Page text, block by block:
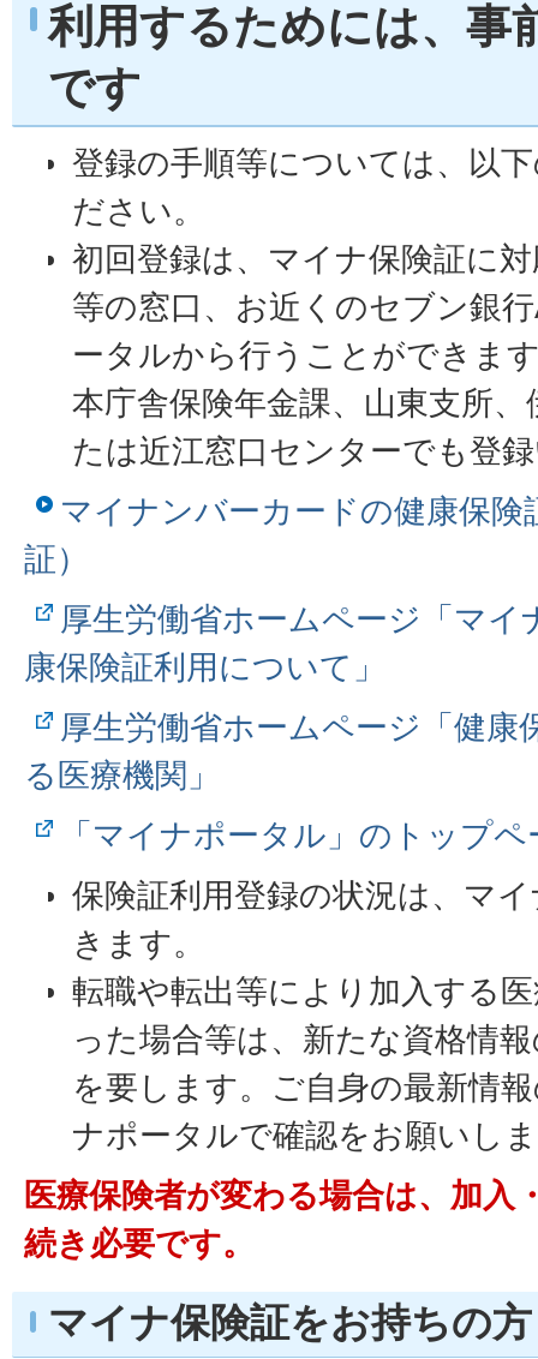
利用するためには、事
です
登録の手順等については、以
ださい。
初回登録は、マイナ保険証に
等の窓口、お近くのセブン銀
ータルから行うことができま
本庁舎保険年金課、山東支所
たは近江窓口センターでも登
マイナンバーカードの健康保険
証）
厚生労働省ホームページ「マイ
康保険証利用について」
厚生労働省ホームページ「健康
る医療機関」
「マイナポータル」のトップペ
保険証利用登録の状況は、マ
きます。
転職や転出等により加入する
った場合等は、新たな資格情
を要します。ご自身の最新情
ナポータルで確認をお願いし
医療保険者が変わる場合は、加入
続き必要です。
マイナ保険証をお持ちの方